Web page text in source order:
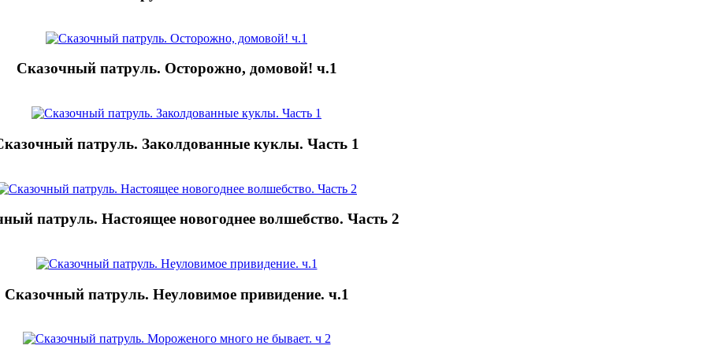
Сказочный патруль. Осторожно, домовой! ч.1
патруль. Заколдованные куклы. Часть 1
патруль. Настоящее новогоднее волшебство. Часть 2
Сказочный патруль. Неуловимое привидение. ч.1